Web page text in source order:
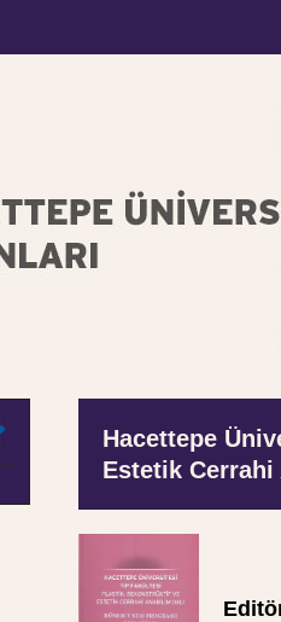
Hacettepe
Estetik Cerrahi